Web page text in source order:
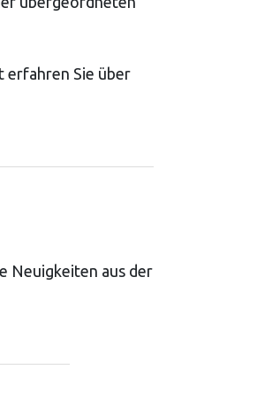
erfahren Sie über
Neuigkeiten aus der